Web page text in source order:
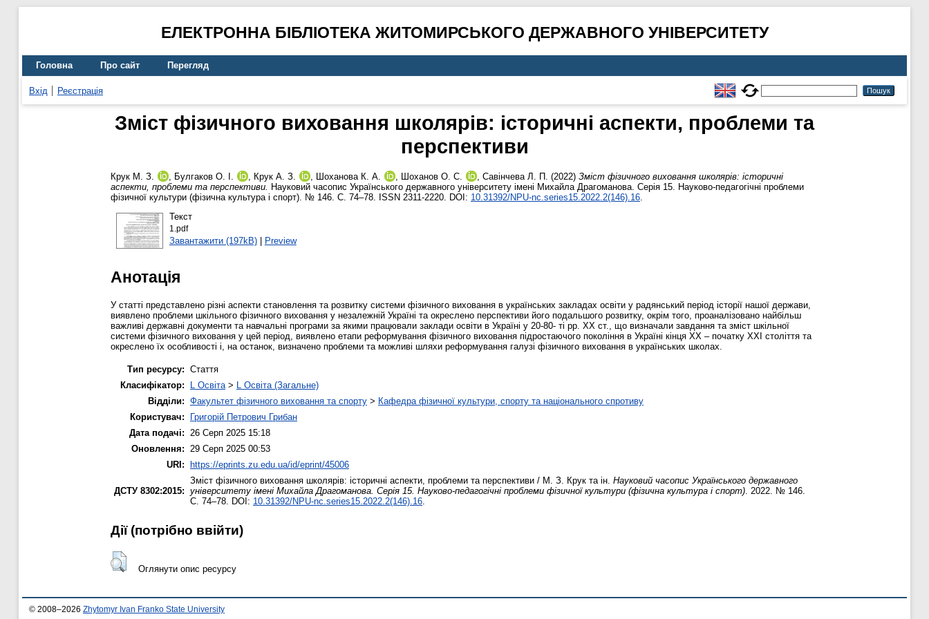
ЕЛЕКТРОННА БІБЛІОТЕКА ЖИТОМИРСЬКОГО ДЕРЖАВНОГО УНІВЕРСИТЕТУ
Головна Про сайт Перегляд
Вхід Реєстрація
Зміст фізичного виховання школярів: історичні аспекти, проблеми та
перспективи
Крук М. З. , Булгаков О. І. , Крук А. З. , Шоханова К. А. , Шоханов О. С. , Савінчева Л. П. (2022) Зміст фізичного виховання школярів: історичні
аспекти, проблеми та перспективи. Науковий часопис Українського державного університету імені Михайла Драгоманова. Серія 15. Науково-педагогічні проблеми
фізичної культури (фізична культура і спорт). № 146. С. 74–78. ISSN 2311-2220. DOI: 10.31392/NPU-nc.series15.2022.2(146).16.
Текст
1.pdf
Завантажити (197kB)| Preview
Анотація
У статті представлено різні аспекти становлення та розвитку системи фізичного виховання в українських закладах освіти у радянський період історії нашої держави,
виявлено проблеми шкільного фізичного виховання у незалежній Україні та окреслено перспективи його подальшого розвитку, окрім того, проаналізовано найбільш
важливі державні документи та навчальні програми за якими працювали заклади освіти в Україні у 20-80- ті рр. ХХ ст., що визначали завдання та зміст шкільної
системи фізичного виховання у цей період, виявлено етапи реформування фізичного виховання підростаючого покоління в Україні кінця ХХ ‒ початку ХХІ століття та
окреслено їх особливості і, на останок, визначено проблеми та можливі шляхи реформування галузі фізичного виховання в українських школах.
Тип ресурсу: Стаття
Класифікатор:
L Освіта > L Освіта (Загальне)
Відділи: Факультет фізичного виховання та спорту > Кафедра фізичної культури, спорту та національного спротиву
Користувач:
Григорій Петрович Грибан
Дата подачі:
26 Серп 2025 15:18
Оновлення:
29 Серп 2025 00:53
URI: https://eprints.zu.edu.ua/id/eprint/45006
ДСТУ 8302:2015:
Зміст фізичного виховання школярів: історичні аспекти, проблеми та перспективи / М. З. Крук та ін. Науковий часопис Українського державного
університету імені Михайла Драгоманова. Серія 15. Науково-педагогічні проблеми фізичної культури (фізична культура і спорт) . 2022. № 146.
С. 74–78. DOI: 10.31392/NPU-nc.series15.2022.2(146).16
Дії ​​(потрібно ввійти)
Оглянути опис ресурсу
© 2008–2026 Zhytomyr Ivan Franko State University